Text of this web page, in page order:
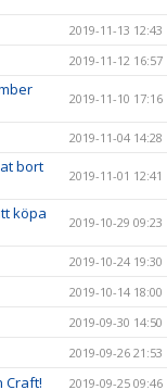
2019-11-13 12:43
2019-11-12 16:57
2019-11-10 17:16
2019-11-04 14:28
bort
2019-11-01 12:41
köpa
2019-10-29 09:23
2019-10-24 19:30
2019-10-14 18:00
2019-09-30 14:50
2019-09-26 21:53
Craft! 2019-09-25 09:46